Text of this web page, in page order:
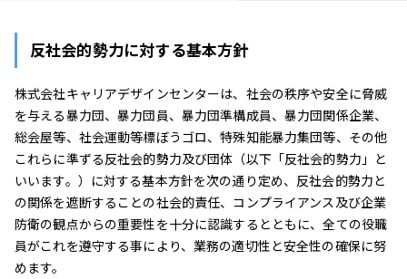
反社会的勢力に対する基本方針
株式会社キャリアデザインセンターは、社会の秩序や安全に脅威
を与える暴力団、暴力団員、暴力団準構成員、暴力団関係企業、
総会屋等、社会運動等標ぼうゴロ、特殊知能暴力集団等、その他
これらに準ずる反社会的勢力及び団体（以下「反社会的勢力」と
いいます。）に対する基本方針を次の通り定め、反社会的勢力と
の関係を遮断することの社会的責任、コンプライアンス及び企業
防衛の観点からの重要性を十分に認識するとともに、全ての役職
員がこれを遵守する事により、業務の適切性と安全性の確保に努
めます。